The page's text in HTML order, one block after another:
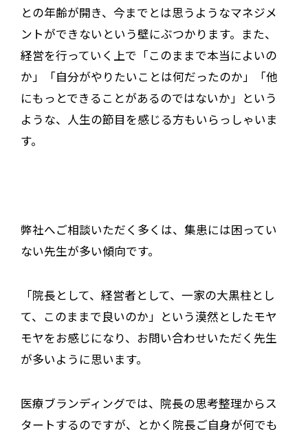
との年齢が開き、今までとは思うようなマネジメ
ントができないという壁にぶつかります。また、
経営を行っていく上で「このままで本当によいの
か」「自分がやりたいことは何だったのか」「他
にもっとできることがあるのではないか」という
ような、人生の節目を感じる方もいらっしゃいま
す。
弊社へご相談いただく多くは、集患には困ってい
ない先生が多い傾向です。
「院長として、経営者として、一家の大黒柱とし
て、このままで良いのか」という漠然としたモヤ
モヤをお感じになり、お問い合わせいただく先生
が多いように思います。
医療ブランディングでは、院長の思考整理からス
タートするのですが、とかく院長ご自身が何でも